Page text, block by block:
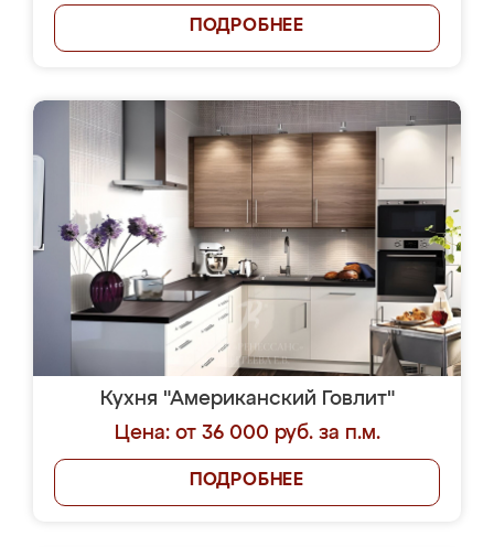
ПОДРОБНЕЕ
Кухня "Американский Говлит"
Цена: от 36 000 руб. за п.м.
ПОДРОБНЕЕ